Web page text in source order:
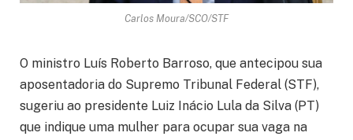
Carlos Moura/SCO/STF
O ministro Luís Roberto Barroso, que antecipou sua
aposentadoria do Supremo Tribunal Federal (STF),
sugeriu ao presidente Luiz Inácio Lula da Silva (PT)
que indique uma mulher para ocupar sua vaga na